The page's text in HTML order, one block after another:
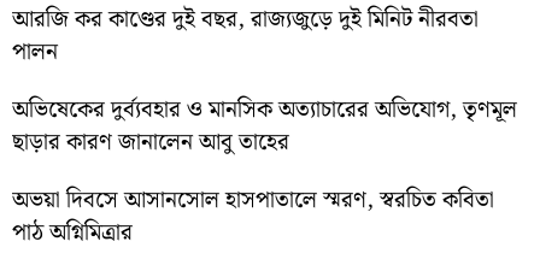
আরজি কর কাণ্ডের দুই বছর, রাজ্যজুড়ে দুই মিনিট নীরবতা
পালন
অভিষেকের দুর্ব্যবহার ও মানসিক অত্যাচারের অভিযোগ, তৃণমূল
ছাড়ার কারণ জানালেন আবু তাহের
অভয়া দিবসে আসানসোল হাসপাতালে স্মরণ, স্বরচিত কবিতা
পাঠ অগ্নিমিত্রার